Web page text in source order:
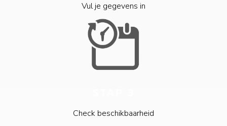
Vul je gegevens in
Check beschikbaarheid